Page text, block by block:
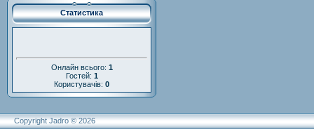
Статистика
Онлайн всього: 1
Гостей: 1
Користувачів: 0
Copyright Jadro © 2026